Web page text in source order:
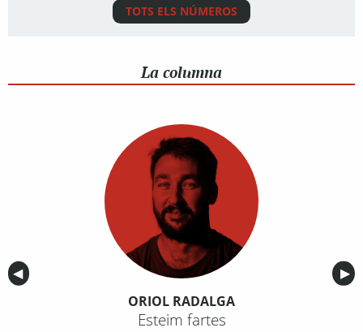
TOTS ELS NÚMEROS
La columna
Anterior
◀︎ ▶︎
ORIOL RADALGA
Esteim fartes